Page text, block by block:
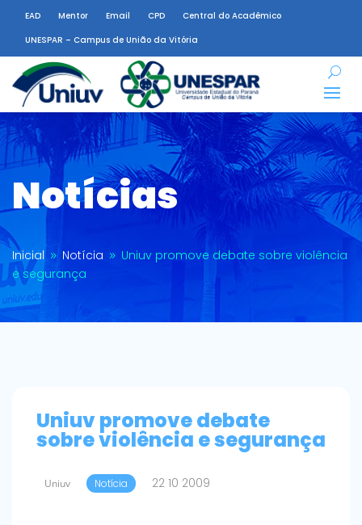
EAD Mentor Email CPD
Central do Acadêmico
UNESPAR – Campus de União da Vitória
Notícias
Inicial 9 Notícia 9 Uniuv promove debate sobre violência
e segurança
Uniuv promove debate
sobre violência e segurança
Uniuv Notícia 22 10 2009